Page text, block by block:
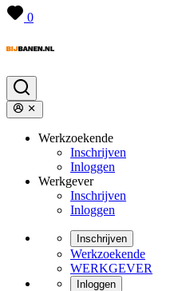
0
Werkzoekende
Inschrijven
Inloggen
Werkgever
Inschrijven
Inloggen
Inschrijven
Werkzoekende
WERKGEVER
Inloggen